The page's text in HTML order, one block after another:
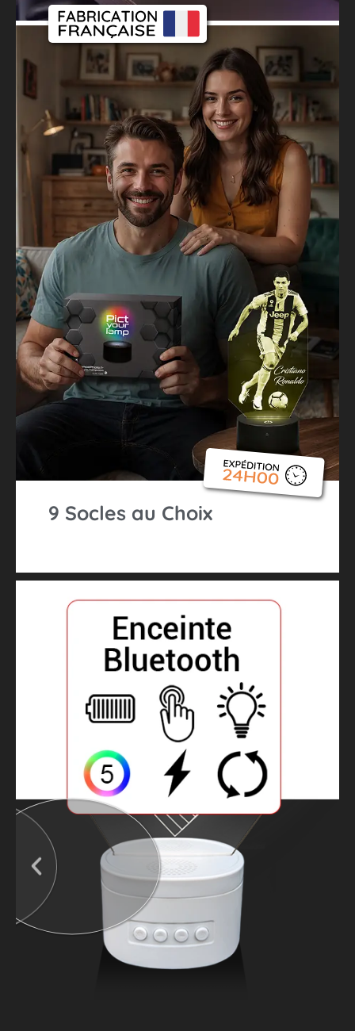
9 Socles au Choix